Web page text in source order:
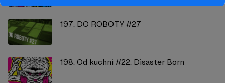
197. DO ROBOTY #27
198. Od kuchni #22: Disaster Born